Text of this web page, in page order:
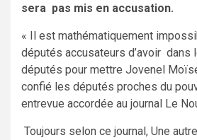
sera pas mis en accusation.
« Il est mathématiquement
députés accusateurs d’avoir dans
députés pour mettre Jovenel
confié les députés proches du
entrevue accordée au journal Le
Toujours selon ce journal, Une